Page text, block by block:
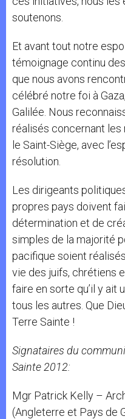
soutenons.
Et avant tout notre
témoignage continu
que nous avons
célébré notre foi à
Galilée. Nous
réalisés concernant
le Saint-Siège, avec
résolution.
Les dirigeants
propres pays doivent
détermination et de
simples de la majorité
pacifique soient
vie des juifs, chrétiens
faire en sorte qu’il y ait
tous les autres. Que
Terre Sainte !
Signataires du
Sainte 2012:
Mgr Patrick Kelly –
(Angleterre et Pays de